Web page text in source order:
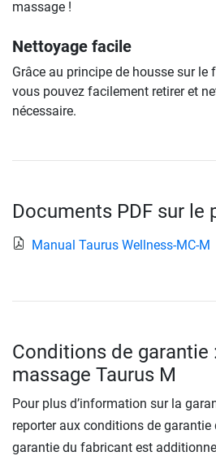
massage !
Nettoyage facile
Grâce au principe de housse sur le
vous pouvez facilement retirer et
nécessaire.
Documents PDF sur le
Manual Taurus Wellness-MC-M
Conditions de garantie
massage Taurus M
Pour plus d’information sur la
reporter aux conditions de
garantie du fabricant est